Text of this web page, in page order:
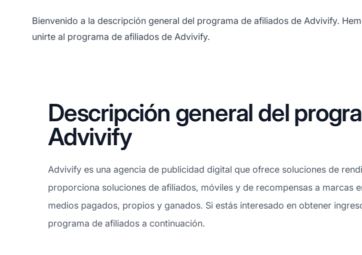
Bienvenido a la descripción general del programa de afiliados de Advivify.
unirte al programa de afiliados de Advivify.
Descripción general del
Advivify
Advivify es una agencia de publicidad digital que ofrece soluciones de
proporciona soluciones de afiliados, móviles y de recompensas a marcas
medios pagados, propios y ganados. Si estás interesado en obtener
programa de afiliados a continuación.